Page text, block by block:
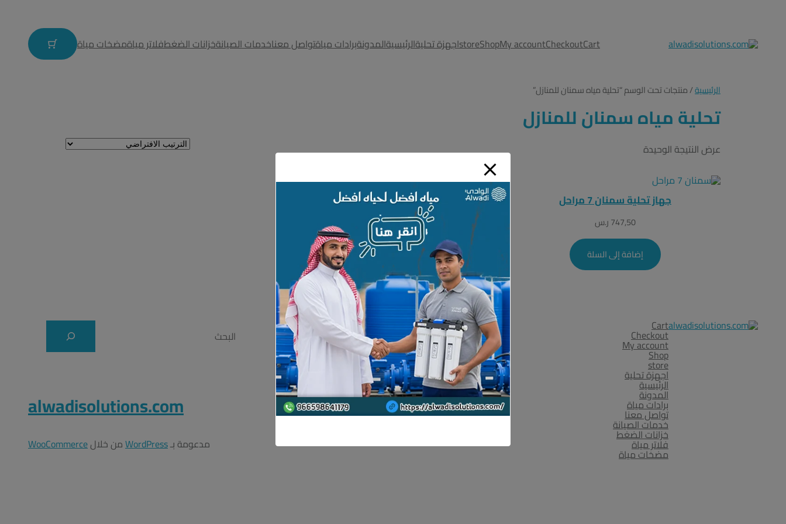
Cart
Checkout
My account
Shop
storeاجهزة تحليةالرئيسيةالمدونةبرادات مياةتواصل معناخدمات الصيانةخزانات الضغطفلاتر مياةمضخات مياة
الرئيسية/ منتجات تحت الوسم “تحلية مياه سمنان للمنازل”
تحلية مياه سمنان للمنازل
عرض النتيجة الوحيدة
جهاز تحلية سمنان 7 مراحل
747,50ر.س
إضافة إلى السلة
Cart
Checkout
My account
Shop
store
اجهزة تحلية
الرئيسية
المدونة
برادات مياة
تواصل معنا
خدمات الصيانة
خزانات الضغط
فلاتر مياة
مضخات مياة
alwadisolutions.com
مدعومة بـ ⁦WordPress⁩ من خلال ⁦WooCommerce